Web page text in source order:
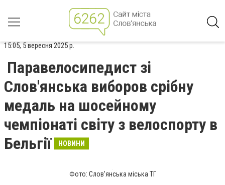
15:05, 5 вересня 2025 р.
Паравелосипедист зі
Слов'янська виборов срібну
медаль на шосейному
чемпіонаті світу з велоспорту в
Бельгії
НОВИНИ
Фото: Слов’янська міська ТГ